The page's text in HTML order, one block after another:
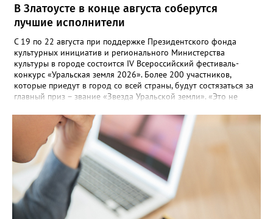
В Златоусте в конце августа соберутся
лучшие исполнители
С 19 по 22 августа при поддержке Президентского фонда
культурных инициатив и регионального Министерства
культуры в городе состоится IV Всероссийский фестиваль-
конкурс «Уральская земля 2026». Более 200 участников,
которые приедут в город со всей страны, будут состязаться за
главный приз – звание «Звезда Уральской земли». «Это не
прослушивания участников, мастер-классы от ведущих
наставников, выступления победителей прошлых лет и
приглашённых артистов», - сообщает оргкомитет. Вход на все
фестивальные мероприятия будет свободным. В 2025 году в
фестивале участвовали 26 финалистов из городов
Челябинской, Свердловской, Курганской, Оренбургской
областей, Ханты-Мансийского автономного округа и
Республики Башкортостан. Приглашённой звездой стал
идейный вдохновитель, организатор фестиваля, эстрадный